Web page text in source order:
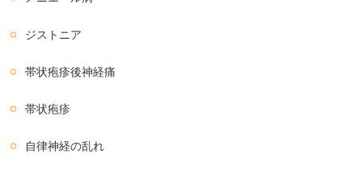
ジストニア
帯状疱疹後神経痛
帯状疱疹
自律神経の乱れ